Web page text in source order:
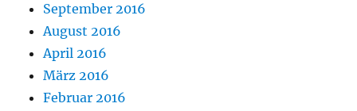
September 2016
August 2016
April 2016
März 2016
Februar 2016